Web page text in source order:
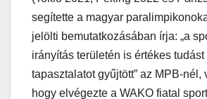
segítette a magyar
jelölti bemutatkozásában írja: „a
irányítás területén is értékes tudást
tapasztalatot gyűjtött” az MPB-nél,
hogy elvégezte a WAKO fiatal